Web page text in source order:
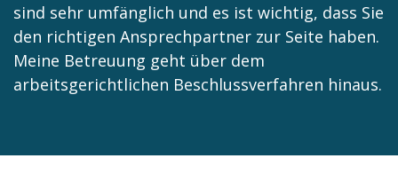
sind sehr umfänglich und es ist wichtig, dass Sie
den richtigen Ansprechpartner zur Seite haben.
Meine Betreuung geht über dem
arbeitsgerichtlichen Beschlussverfahren hinaus.